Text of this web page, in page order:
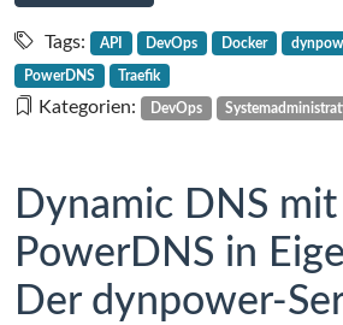
Ein
Webserver(-
Service)
mit
ein
paar
Tipps
am
Rande
Tags: API DevOps Docker
PowerDNS Traefik
Kategorien: DevOps
Dynamic DNS mit
PowerDNS in
Der dynpower-